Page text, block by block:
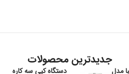
مدل
جدیدترین محصولات
دستگاه کپی سه کاره